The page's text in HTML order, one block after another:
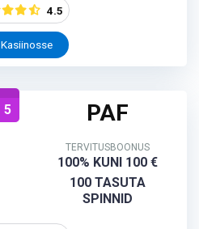
4.5
Kasiinosse
5 PAF
TERVITUSBOONUS
100% KUNI 100 €
100 TASUTA
SPINNID